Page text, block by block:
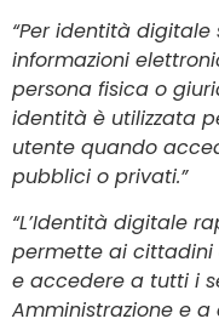
“Per identità digitale
informazioni
persona fisica o
identità è utilizzata
utente quando
pubblici o privati.”
“L’Identità digitale
permette ai cittadini
e accedere a tutti i
Amministrazione e